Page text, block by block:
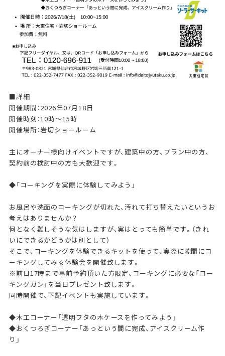
■詳細
開催期間：2026年07月18日
開催時刻：10時～15時
開催場所：岩切ショールーム
主にオーナー様向けイベントですが、建築中の方、プラン中の方、
契約前の検討中の方も大歓迎です。
◆「コーキングを実際に体験してみよう」
お風呂や洗面のコーキングが切れた、汚れて打ち替えたいというお
考えはありませんか？
何となく難しそうな気はしますが、実はとっても簡単です。（きれ
いにできるかどうかは別として）
そこで、コーキングを体験できるキットを使って、実際に隙間にコ
ーキングしてみる体験会を開催致します。
※前日17時まで事前予約頂いた方限定、コーキングに必要な「コー
キングガン」を当日プレゼント致します。
同時開催で、下記イベントも実施しています。
◆木⼯コーナー「透明フタの⽊ケースを作ってみよう」
◆おくつろぎコーナー「あっという間に完成、アイスクリーム作
り」